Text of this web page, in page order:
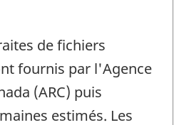
de fichiers
fournis par l'Agence
(ARC) puis
estimés. Les